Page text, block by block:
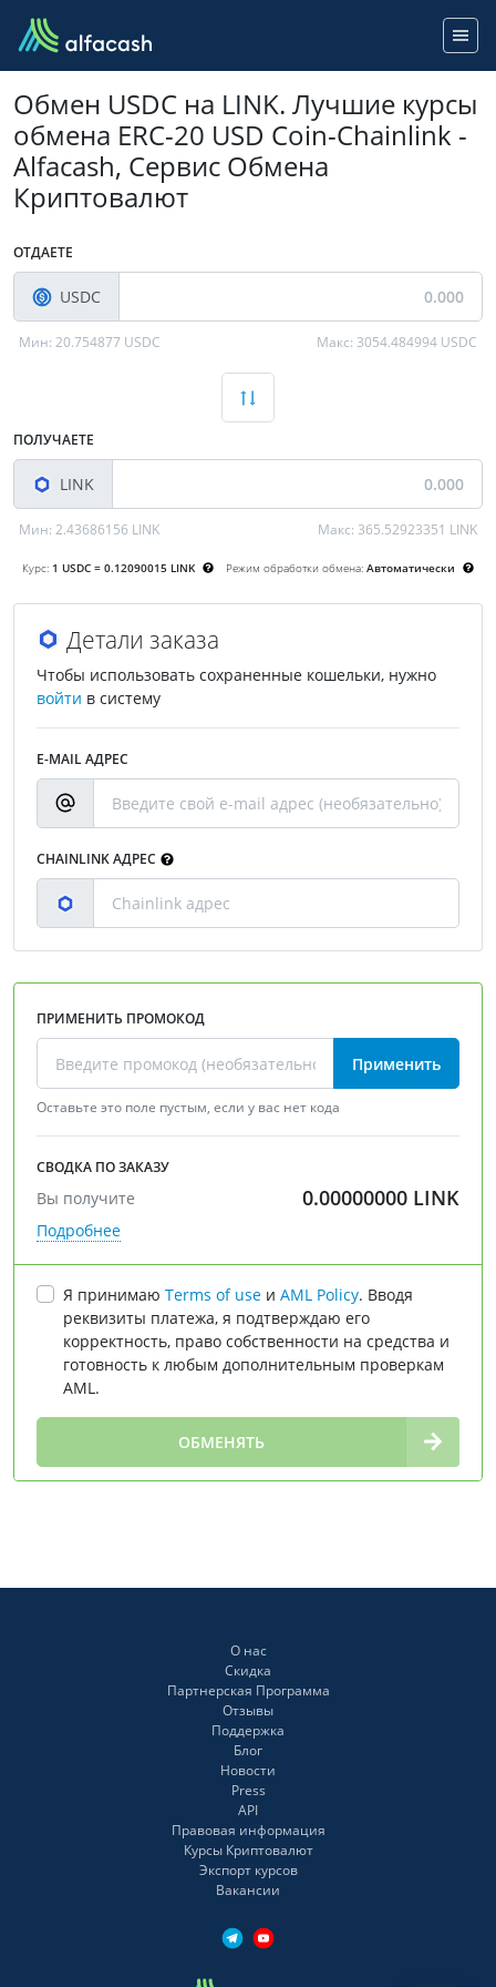
Обмен USDC на LINK. Лучшие курсы
обмена ERC-20 USD Coin-Chainlink -
Alfacash, Сервис Обмена
Криптовалют
ОТДАЕТЕ
USDC
Мин: 20.754877 USDC Макс: 3054.484994 USDC
ПОЛУЧАЕТЕ
LINK
Мин: 2.43686156 LINK Макс: 365.52923351 LINK
Курс: 1 USDC = 0.12090015 LINK Режим обработки обмена: Автоматически
Детали заказа
Чтобы использовать сохраненные кошельки, нужно
войти в систему
E-MAIL АДРЕС
CHAINLINK АДРЕС
ПРИМЕНИТЬ ПРОМОКОД
Применить
Оставьте это поле пустым, если у вас нет кода
СВОДКА ПО ЗАКАЗУ
Вы получите 0.00000000 LINK
Подробнее
Я принимаю Terms of use и AML Policy. Вводя
реквизиты платежа, я подтверждаю его
корректность, право собственности на средства и
готовность к любым дополнительным проверкам
AML.
ОБМЕНЯТЬ
О нас
Скидка
Партнерская Программа
Отзывы
Поддержка
Блог
Новости
Press
API
Правовая информация
Курсы Криптовалют
Экспорт курсов
Вакансии